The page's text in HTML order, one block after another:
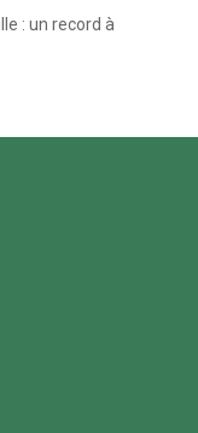
: un record à